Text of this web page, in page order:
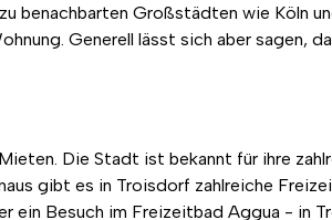
benachbarten Großstädten wie Köln
Generell lässt sich aber sagen,
Die Stadt ist bekannt für ihre
gibt es in Troisdorf zahlreiche
ein Besuch im Freizeitbad Aggua - in